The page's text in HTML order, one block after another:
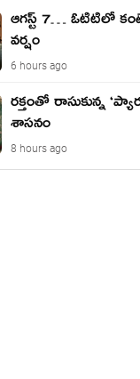
ఆగస్ట్ 7… ఓటిటిలో
వర్షం
6 hours ago
రక్తంతో రాసుకున్న
శాసనం
8 hours ago